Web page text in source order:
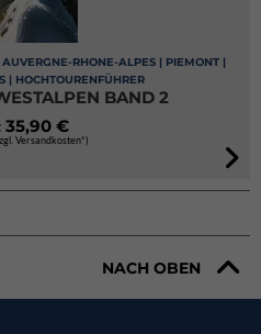
RHONE-ALPES | PIEMONT |
| HOCHTOURENFÜHRER
BAND 2
35,90 €
Versandkosten*)
NACH OBEN